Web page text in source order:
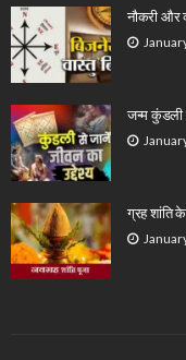
नौकरी और
जन्म कुंडली
ग्रह शांति